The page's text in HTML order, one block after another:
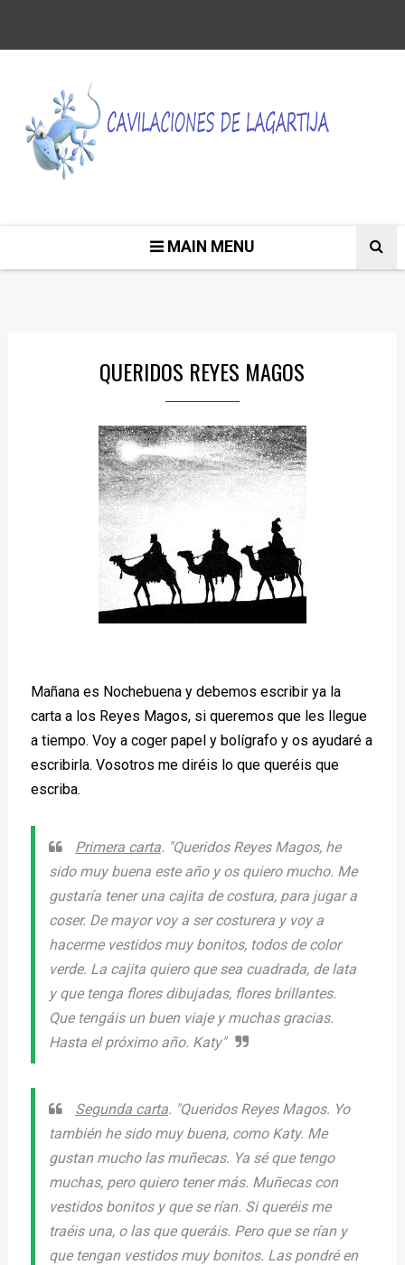
MAIN MENU
QUERIDOS REYES MAGOS
Mañana es Nochebuena y debemos escribir ya la
carta a los Reyes Magos, si queremos que les llegue
a tiempo. Voy a coger papel y bolígrafo y os ayudaré a
escribirla. Vosotros me diréis lo que queréis que
escriba.
Primera carta. "Queridos Reyes Magos, he
sido muy buena este año y os quiero mucho. Me
gustaría tener una cajita de costura, para jugar a
coser. De mayor voy a ser costurera y voy a
hacerme vestidos muy bonitos, todos de color
verde. La cajita quiero que sea cuadrada, de lata
y que tenga flores dibujadas, flores brillantes.
Que tengáis un buen viaje y muchas gracias.
Hasta el próximo año. Katy"
Segunda carta. "Queridos Reyes Magos. Yo
también he sido muy buena, como Katy. Me
gustan mucho las muñecas. Ya sé que tengo
muchas, pero quiero tener más. Muñecas con
vestidos bonitos y que se rían. Si queréis me
traéis una, o las que queráis. Pero que se rían y
que tengan vestidos muy bonitos. Las pondré en